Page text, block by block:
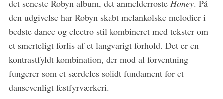
det seneste Robyn album, det anmelderroste Honey. På
den udgivelse har Robyn skabt melankolske melodier i
bedste dance og electro stil kombineret med tekster om
et smerteligt forlis af et langvarigt forhold. Det er en
kontrastfyldt kombination, der mod al forventning
fungerer som et særdeles solidt fundament for et
dansevenligt festfyrværkeri.
S
e
a
r
c
h
f
r